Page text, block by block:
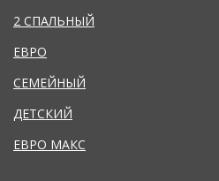
2 СПАЛЬНЫЙ
ЕВРО
СЕМЕЙНЫЙ
ДЕТСКИЙ
ЕВРО МАКС